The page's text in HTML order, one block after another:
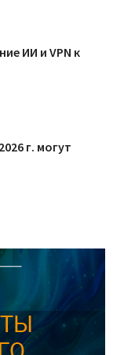
ИИ и VPN к
г. могут